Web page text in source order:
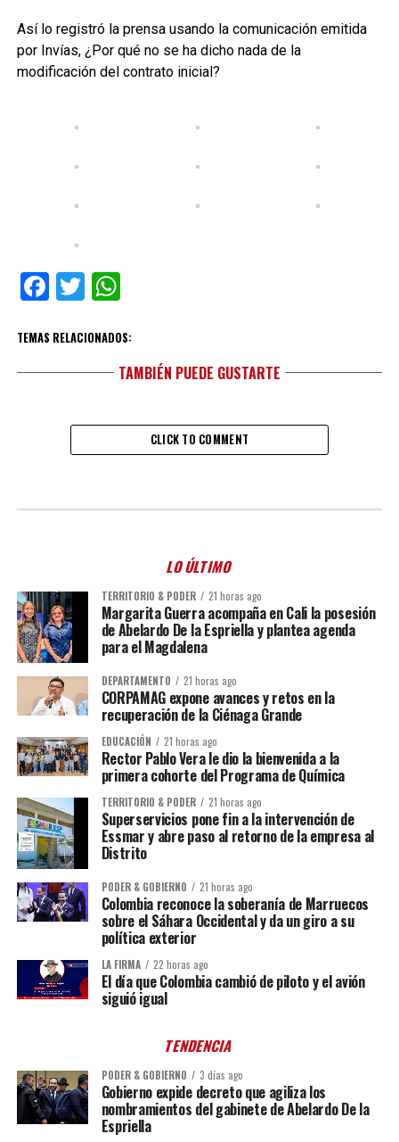
Así lo registró la prensa usando la comunicación emitida
por Invías, ¿Por qué no se ha dicho nada de la
modificación del contrato inicial?
Facebook
TwitterWhatsApp
TEMAS RELACIONADOS:
TAMBIÉN PUEDE GUSTARTE
CLICK TO COMMENT
LO ÚLTIMO
TERRITORIO & PODER 21 horas ago
Margarita Guerra acompaña en Cali la posesión
de Abelardo De la Espriella y plantea agenda
para el Magdalena
DEPARTAMENTO 21 horas ago
CORPAMAG expone avances y retos en la
recuperación de la Ciénaga Grande
EDUCACIÓN 21 horas ago
Rector Pablo Vera le dio la bienvenida a la
primera cohorte del Programa de Química
TERRITORIO & PODER 21 horas ago
Superservicios pone fin a la intervención de
Essmar y abre paso al retorno de la empresa al
Distrito
PODER & GOBIERNO 21 horas ago
Colombia reconoce la soberanía de Marruecos
sobre el Sáhara Occidental y da un giro a su
política exterior
LA FIRMA 22 horas ago
El día que Colombia cambió de piloto y el avión
siguió igual
TENDENCIA
PODER & GOBIERNO 3 días ago
Gobierno expide decreto que agiliza los
nombramientos del gabinete de Abelardo De la
Espriella